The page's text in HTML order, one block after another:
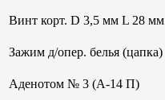
Винт корт. D 3,5 мм L 28 мм
Зажим д/опер. белья (цапка)
Аденотом № 3 (А-14 П)